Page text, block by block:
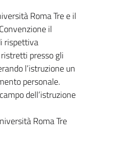
Roma Tre e il
il
rispettiva
presso gli
l’istruzione un
personale.
dell’istruzione
Roma Tre